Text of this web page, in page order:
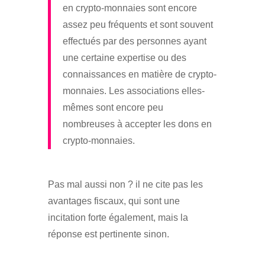
en crypto-monnaies sont encore
assez peu fréquents et sont souvent
effectués par des personnes ayant
une certaine expertise ou des
connaissances en matière de crypto-
monnaies. Les associations elles-
mêmes sont encore peu
nombreuses à accepter les dons en
crypto-monnaies.
Pas mal aussi non ? il ne cite pas les
avantages fiscaux, qui sont une
incitation forte également, mais la
réponse est pertinente sinon.